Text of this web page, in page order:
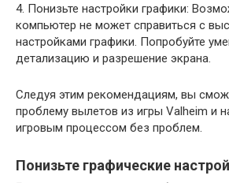
4. Понизьте настройки графики:
компьютер не может справиться с
настройками графики. Попробуйте
детализацию и разрешение экрана.
Следуя этим рекомендациям, вы
проблему вылетов из игры Valheim и
игровым процессом без проблем.
Понизьте графические